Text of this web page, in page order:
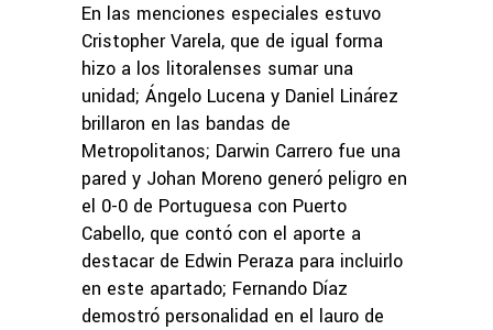
En las menciones especiales estuvo
Cristopher Varela, que de igual forma
hizo a los litoralenses sumar una
unidad; Ángelo Lucena y Daniel Linárez
brillaron en las bandas de
Metropolitanos; Darwin Carrero fue una
pared y Johan Moreno generó peligro en
el 0-0 de Portuguesa con Puerto
Cabello, que contó con el aporte a
destacar de Edwin Peraza para incluirlo
en este apartado; Fernando Díaz
demostró personalidad en el lauro de